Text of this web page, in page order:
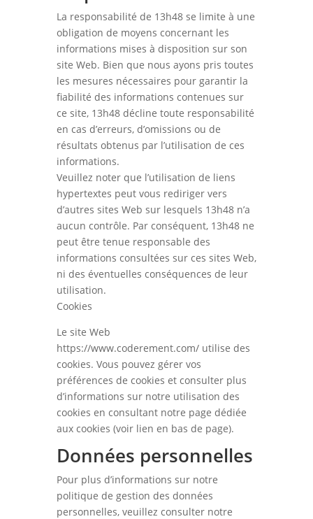
La responsabilité de 13h48 se limite à une
obligation de moyens concernant les
informations mises à disposition sur son
site Web. Bien que nous ayons pris toutes
les mesures nécessaires pour garantir la
fiabilité des informations contenues sur
ce site, 13h48 décline toute responsabilité
en cas d’erreurs, d’omissions ou de
résultats obtenus par l’utilisation de ces
informations.
Veuillez noter que l’utilisation de liens
hypertextes peut vous rediriger vers
d’autres sites Web sur lesquels 13h48 n’a
aucun contrôle. Par conséquent, 13h48 ne
peut être tenue responsable des
informations consultées sur ces sites Web,
ni des éventuelles conséquences de leur
utilisation.
Cookies
Le site Web
https://www.coderement.com/ utilise des
cookies. Vous pouvez gérer vos
préférences de cookies et consulter plus
d’informations sur notre utilisation des
cookies en consultant notre page dédiée
aux cookies (voir lien en bas de page).
Données personnelles
Pour plus d’informations sur notre
politique de gestion des données
personnelles, veuillez consulter notre